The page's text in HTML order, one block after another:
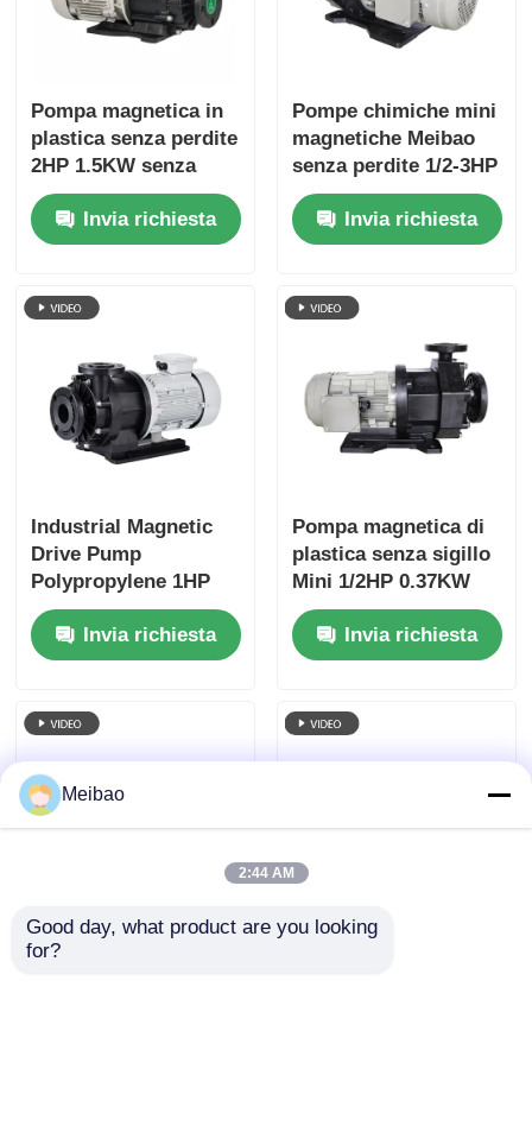
Pompa magnetica in
plastica senza perdite
2HP 1.5KW senza
tenuta meccanica
Pompe magnetiche
per galvanica
Invia richiesta
Pompe chimiche mini
magnetiche Meibao
senza perdite 1/2-3HP
0.37KW senza tenuta
meccanicaInvia richiesta
Industrial Magnetic
Drive Pump
Polypropylene 1HP
0.75KW Leak-Proof
Diluted Acid Transfer
Pump
Invia richiesta
Pompa magnetica di
plastica senza sigillo
Mini 1/2HP 0.37KW
Meibao Trasferimento
acido resistente alla
corrosione
Invia richiesta
Pompa a
Pompa centrifuga a
Meibao
2:44 AM
Good day, what product are you looking
for?